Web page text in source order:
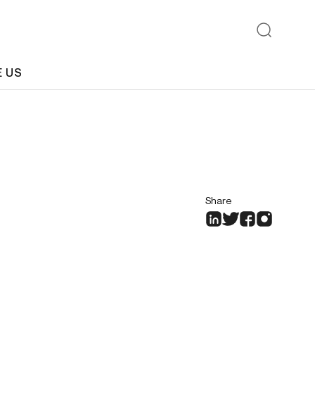
US
Share